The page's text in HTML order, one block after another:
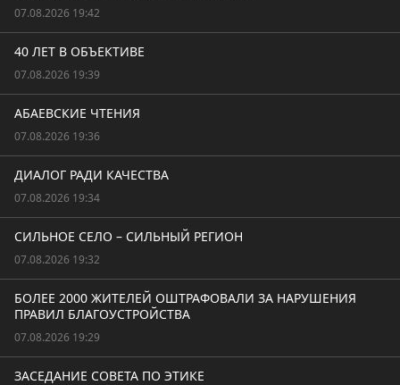
07.08.2026 19:42
40 ЛЕТ В ОБЪЕКТИВЕ
07.08.2026 19:39
АБАЕВСКИЕ ЧТЕНИЯ
07.08.2026 19:36
ДИАЛОГ РАДИ КАЧЕСТВА
07.08.2026 19:34
СИЛЬНОЕ СЕЛО – СИЛЬНЫЙ РЕГИОН
07.08.2026 19:32
БОЛЕЕ 2000 ЖИТЕЛЕЙ ОШТРАФОВАЛИ ЗА НАРУШЕНИЯ
ПРАВИЛ БЛАГОУСТРОЙСТВА
07.08.2026 19:29
ЗАСЕДАНИЕ СОВЕТА ПО ЭТИКЕ